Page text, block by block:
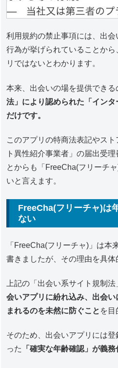
利用規約の禁止事項には、出
行為が挙げられていることか
リではないとわかります。
本来、出会いの場を提供できる
法」により認められた「インタ
だけです。
このアプリの特商法表記やス
ト異性紹介事業者」の届出受
とからも「FreeCha(フリーチ
いと言えます。
FreeCha(フリーチャ)は
ない
「FreeCha(フリーチャ)」は本
書きましたが、その理由を具体
上記の「出会い系サイト規制法
会いアプリに紛れ込み、出会
まれるのを未然に防ぐこと を目
そのため、出会いアプリには
った
「確実な年齢確認」が義務